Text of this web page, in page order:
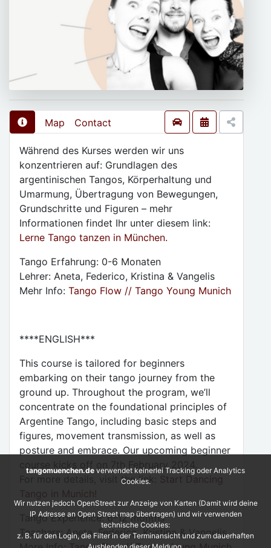
Map Contact
Während des Kurses werden wir uns
konzentrieren auf: Grundlagen des
argentinischen Tangos, Körperhaltung und
Umarmung, Übertragung von Bewegungen,
Grundschritte und Figuren – mehr
Informationen findet Ihr unter diesem link:
Lerne Tango tanzen in München.
Tango Erfahrung: 0-6 Monaten
Lehrer: Aneta, Federico, Kristina & Vangelis
Mehr Info: Tango Flow // Tango Young Munich
****ENGLISH***
This course is tailored for beginners
embarking on their tango journey from the
ground up. Throughout the program, we’ll
concentrate on the foundational principles of
Argentine Tango, including basic steps and
figures, movement transmission, as well as
posture and embrace. Our upcoming beginner
course kicks off on 7th February 2024.
For more details, visit the link: Start Dancing
Tango in Munich!
Tango Experience: 6-12 months
Teachers: Aneta, Federico, Kristina & Vangelis
tangomuenchen.de verwendet keinerlei Tracking oder Analytics
Cookies.
Wir nutzen jedoch OpenStreet zur Anzeige von Karten (Damit wird deine
IP Adresse an Open Street map übertragen) und wir verwenden
technische Cookies:
z. B. für den Login, die Filter in der Terminansicht und zum dauerhaften